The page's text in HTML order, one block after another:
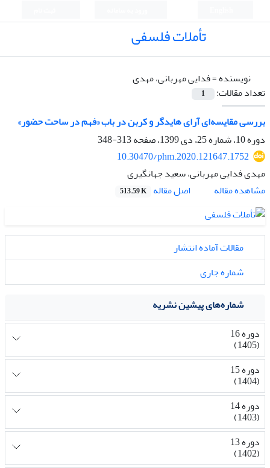
تأملات فلسفی
نویسنده =فدایی مهربانی، مهدی
تعداد مقالات:
1
بررسی مقایسه‌ای آرای هایدگر و کربن در باب «فهم در ساحت حضور»
دوره 10، شماره 25، دی 1399، صفحه
313-348
10.30470/phm.2020.121647.1752
مهدی فدایی مهربانی، سعید جهانگیری
مشاهده مقاله
اصل مقاله 513.59 K
مقالات آماده انتشار
شماره جاری
شماره‌های پیشین نشریه
دوره 16
(1405)
دوره 15
(1404)
دوره 14
(1403)
دوره 13
(1402)